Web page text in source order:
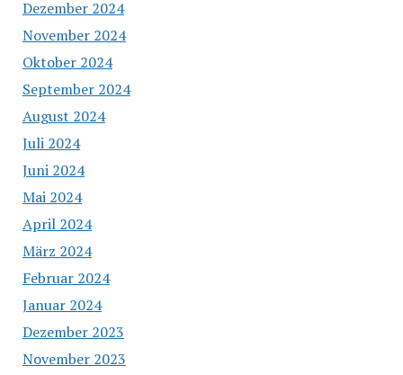
Dezember 2024
November 2024
Oktober 2024
September 2024
August 2024
Juli 2024
Juni 2024
Mai 2024
April 2024
März 2024
Februar 2024
Januar 2024
Dezember 2023
November 2023